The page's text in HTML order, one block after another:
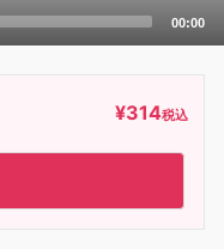
00:00
¥314税込